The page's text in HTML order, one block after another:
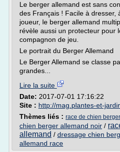
Le berger allemand est sans
des Français ! Facile à dresser,
joueur, le berger allemand
révèle aussi un protecteur pour
compagnon de jeu.
Le portrait du Berger Allemand
Le Berger Allemand se classe
grandes...
Lire la suite
Date: 2017-07-01 17:16:22
Site : http://mag.plantes-et-
Thèmes liés : race de chien
chien berger allemand noir /
allemand / dressage chien
allemand race